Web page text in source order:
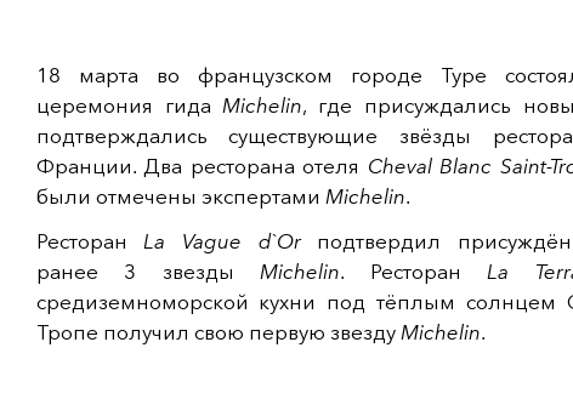
18 марта во французском городе Туре
церемония гидаMichelin, где присуждались
подтверждались существующие звёзды
Франции. Два ресторана отеля Cheval Blanc Saint-
были отмечены экспертами Michelin.
РесторанLa Vague d`Orподтвердил
ранее 3 звездыMichelin. РесторанLa
средиземноморской кухни под тёплым солнцем
Тропе получил свою первую звезду Michelin.